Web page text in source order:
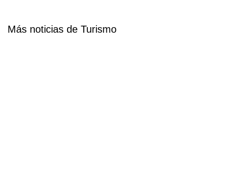
Más noticias de Turismo